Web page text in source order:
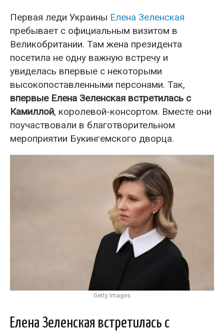
Первая леди Украины Елена Зеленская
пребывает с официальным визитом в
Великобритании. Там жена президента
посетила не одну важную встречу и
увиделась впервые с некоторыми
высокопоставленными персонами. Так,
впервые Елена Зеленская встретилась с
Камиллой, королевой-консортом. Вместе они
поучаствовали в благотворительном
мероприятии Букингемского дворца.
Getty Images
Елена Зеленская встретилась с